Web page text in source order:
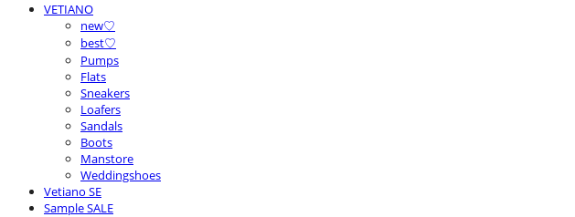
VETIANO
new♡
best♡
Pumps
Flats
Sneakers
Loafers
Sandals
Boots
Manstore
Weddingshoes
Vetiano SE
Sample SALE